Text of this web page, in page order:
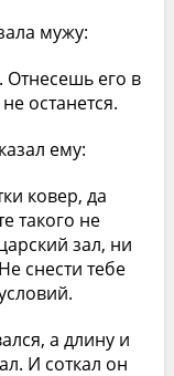
мужу:
его в
останется.
ему:
ковер, да
такого не
зал, ни
снести тебе
а длину и
И соткал он